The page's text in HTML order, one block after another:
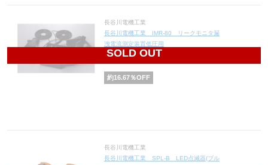
SOLD OUT
長谷川電機工業
長谷川電機工業 IMR-80 リークモニタ漏
洩電流測定装置低圧用
162,500
約16.67％OFF
長谷川電機工業
長谷川電機工業 SPL-B LED点滅器(ブル